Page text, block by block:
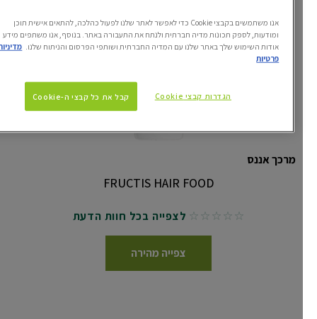
מרכך אננס
FRUCTIS HAIR FOOD
No reviews לצפייה בכל חוות הדעת
צפייה מהירה
אנו משתמשים בקבצי Cookie כדי לאפשר לאתר שלנו לפעול כהלכה, להתאים אישית תוכן
ומודעות, לספק תכונות מדיה חברתית ולנתח את התעבורה באתר. בנוסף, אנו משתפים מידע
אודות השימוש שלך באתר שלנו עם המדיה החברתית ושותפי הפרסום והניתוח שלנו. מדיניות
פרטיות
הגדרות קבצי Cookie קבל את כל קבצי ה-Cookie